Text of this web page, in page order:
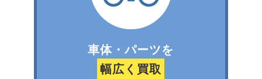
車体・パーツを
幅広く買取